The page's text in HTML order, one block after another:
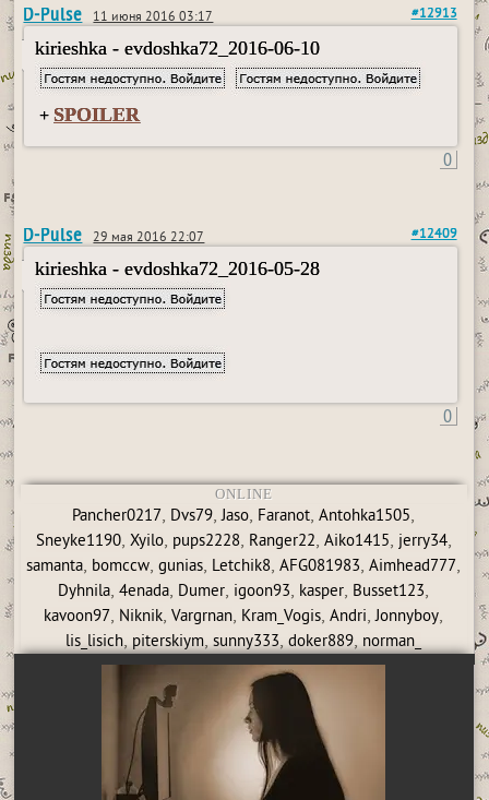
D-Pulse 11 июня 2016 03:17 #12913
kirieshka - evdoshka72_2016-06-10
+ SPOILER
0
D-Pulse 29 мая 2016 22:07 #12409
kirieshka - evdoshka72_2016-05-28
0
ONLINE
Pancher0217, Dvs79,Jaso, Faranot,Antohka1505,
Sneyke1190, Xyilo, pups2228, Ranger22, Aiko1415, jerry34,
samanta, bomccw,gunias, Letchik8,AFG081983,Aimhead777,
Dyhnila,4enada, Dumer, igoon93, kasper, Busset123,
kavoon97, Niknik,Vargrnan, Kram_Vogis,Andri,Jonnyboy,
lis_lisich, piterskiym,sunny333,doker889, norman_